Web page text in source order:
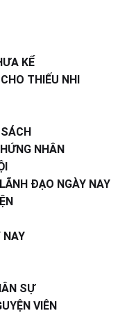
KỂ
THIẾU NHI
NHÂN
ĐẠO NGÀY NAY
NAY
SỰ
VIÊN